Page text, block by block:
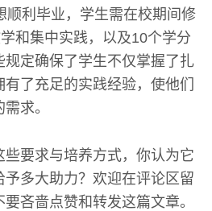
顺利毕业，学生需在校期间修
和集中实践，以及10个学分
规定确保了学生不仅掌握了扎
了充足的实践经验，使他们
求。
要求与培养方式，你认为它
多大助力？欢迎在评论区留
要吝啬点赞和转发这篇文章。